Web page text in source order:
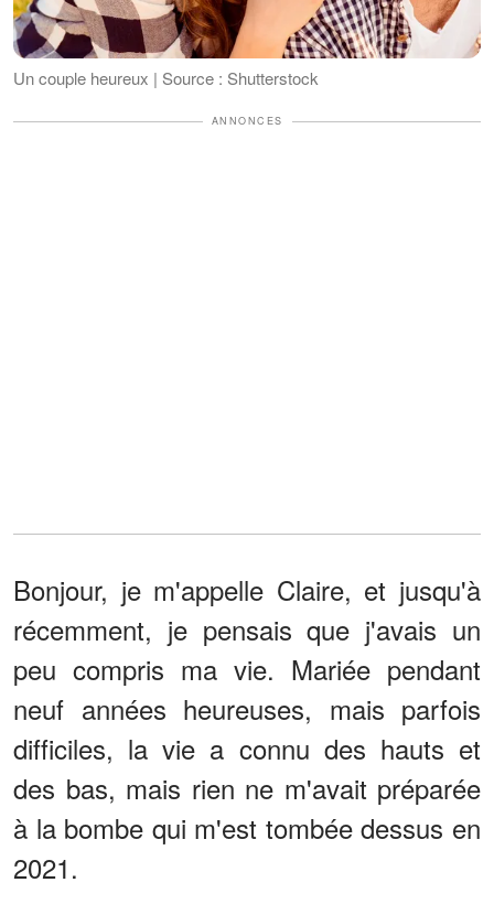
Un couple heureux | Source : Shutterstock
ANNONCES
Bonjour, je m'appelle Claire, et jusqu'à
récemment, je pensais que j'avais un
peu compris ma vie. Mariée pendant
neuf années heureuses, mais parfois
difficiles, la vie a connu des hauts et
des bas, mais rien ne m'avait préparée
à la bombe qui m'est tombée dessus en
2021.